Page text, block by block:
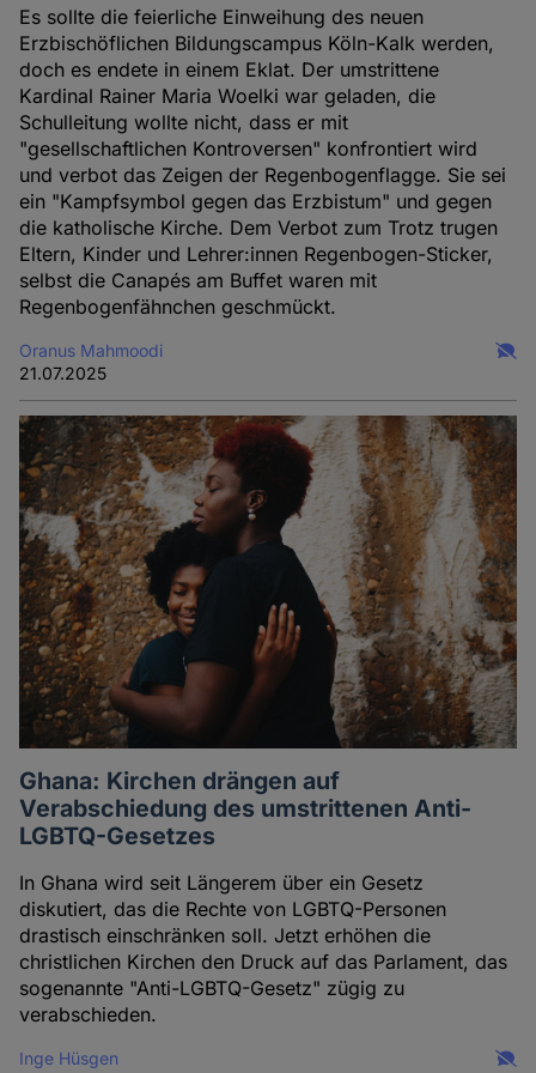
Es sollte die feierliche Einweihung des neuen
Erzbischöflichen Bildungscampus Köln-Kalk werden,
doch es endete in einem Eklat. Der umstrittene
Kardinal Rainer Maria Woelki war geladen, die
Schulleitung wollte nicht, dass er mit
"gesellschaftlichen Kontroversen" konfrontiert wird
und verbot das Zeigen der Regenbogenflagge. Sie sei
ein "Kampfsymbol gegen das Erzbistum" und gegen
die katholische Kirche. Dem Verbot zum Trotz trugen
Eltern, Kinder und Lehrer:innen Regenbogen-Sticker,
selbst die Canapés am Buffet waren mit
Regenbogenfähnchen geschmückt.
Oranus Mahmoodi
21.07.2025
Ghana: Kirchen drängen auf
Verabschiedung des umstrittenen Anti-
LGBTQ-Gesetzes
In Ghana wird seit Längerem über ein Gesetz
diskutiert, das die Rechte von LGBTQ-Personen
drastisch einschränken soll. Jetzt erhöhen die
christlichen Kirchen den Druck auf das Parlament, das
sogenannte "Anti-LGBTQ-Gesetz" zügig zu
verabschieden.
Inge Hüsgen